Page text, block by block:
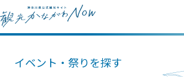
イベント・祭りを探す